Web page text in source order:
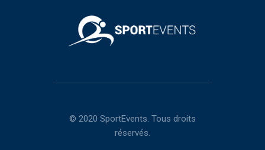
© 2020 SportEvents. Tous droits
réservés.